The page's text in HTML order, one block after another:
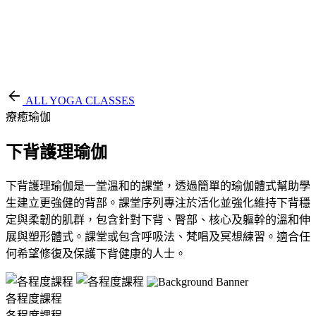
ALL YOGA CLASSES
療癒瑜伽
下背護理瑜伽
下背護理瑜伽是一堂溫和的課堂，透過簡單的瑜伽體式幫助學
生建立更強健的背部。課堂序列專注於活化並強化維持下背穩
定與柔韌的肌群，包含針對下背、臀部、核心及軀幹的溫和伸
展與塑形體式。課堂或包含呼吸法、梵唱及冥想練習。適合任
何希望修復及保護下背健康的人士。
各程度課程